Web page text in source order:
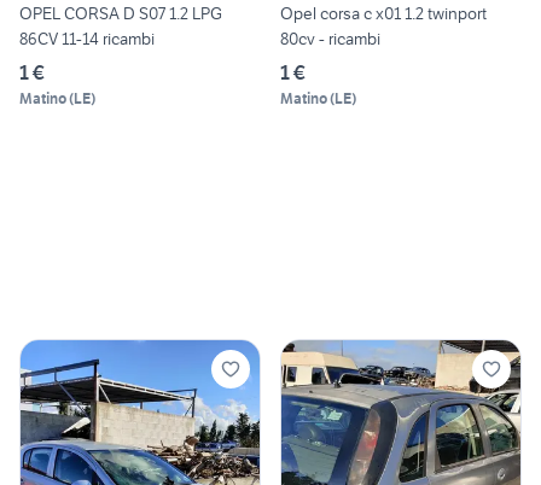
OPEL CORSA D S07 1.2 LPG
86CV 11-14 ricambi
1 €
Matino(LE)
Opel corsa c x01 1.2 twinport
80cv - ricambi
1 €
Matino(LE)